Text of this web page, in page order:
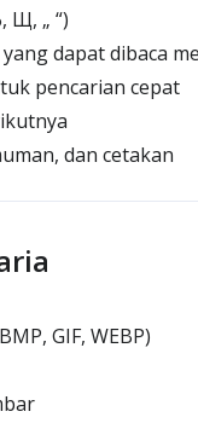
Щ, „ “)
dapat dibaca
pencarian cepat
dan cetakan
GIF, WEBP)